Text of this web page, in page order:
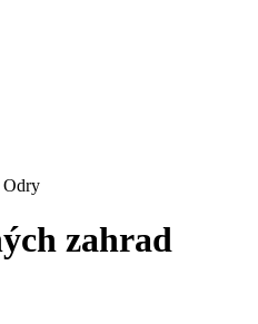
Odry
zahrad